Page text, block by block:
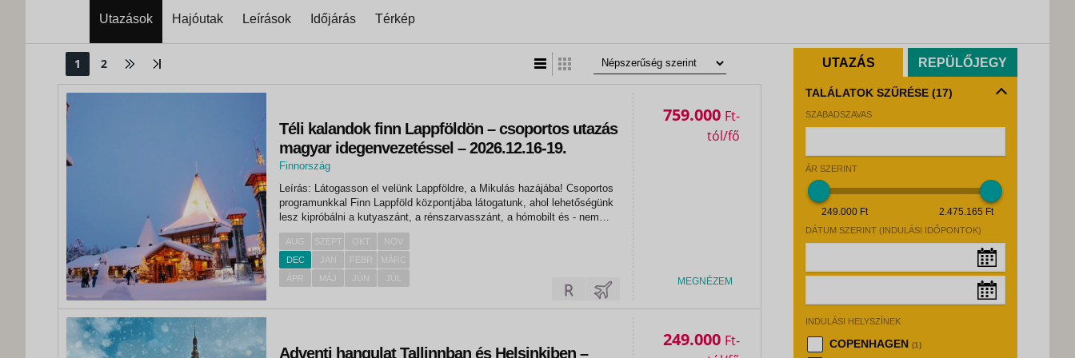
Utazások Hajóutak Leírások Időjárás Térkép
UTAZÁS REPÜLŐJEGY
TALÁLATOK SZŰRÉSE (17)
SZABADSZAVAS
ÁR SZERINT
249.000 Ft 2.475.165 Ft
DÁTUM SZERINT (INDULÁSI IDŐPONTOK)
Hé
Ke Sz Cs
27
31
«
INDULÁSI HELYSZÍNEK
COPENHAGEN (1)
1 2
Téli kalandok finn Lappföldön – csoportos utazás
magyar idegenvezetéssel – 2026.12.16-19.
Finnország
Rovaniemi
Leírás: Látogasson el velünk Lappföldre, a Mikulás hazájába! Csoportos
programunkkal Finn Lappföld központjába látogatunk, ahol lehetőségünk
lesz kipróbálni a kutyaszánt, a rénszarvasszánt, a hómobilt és - nem
utolsósorban - privát találkozó keretében, személyesen is találkozhatunk
a Mikulással!...
AUG SZEPT OKT
NOV
DEC
JAN FEBR
MÁRC
ÁPR
MÁJ JÚN JÚL
759.000 Ft
MEGNÉZEM
Adventi hangulat Tallinnban és Helsinkiben –
249.000 Ft